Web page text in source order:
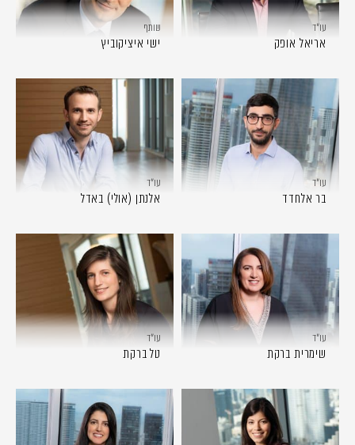
עו״ד
אריאל אופק
שותף
ישי איציקוביץ
עו״ד
בר אלחדד
עו״ד
אלנתן (אולי) באדל
עו״ד
שימרית ברקת
עו״ד
טל ברקת